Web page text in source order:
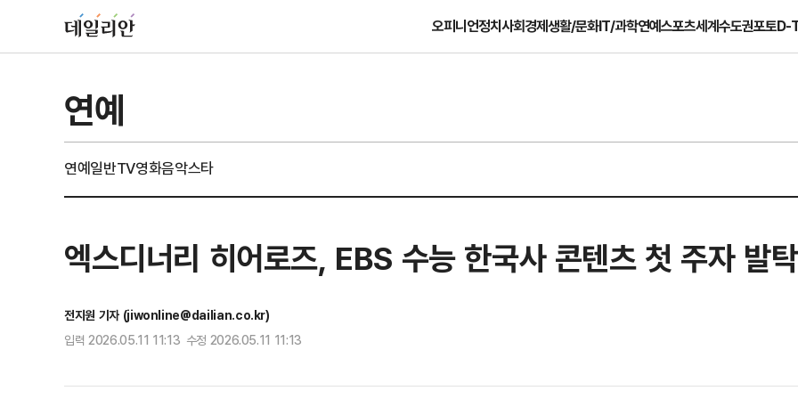
오피니언정치사회경제생활/문화IT/과학연예스포츠세계수도권포토D-
연예
연예일반TV영화음악스타
엑스디너리 히어로즈, EBS 수능 한국사 콘텐츠 첫 주자 발탁
전지원 기자 (jiwonline@dailian.co.kr)
입력 2026.05.11 11:13 수정 2026.05.11 11:13